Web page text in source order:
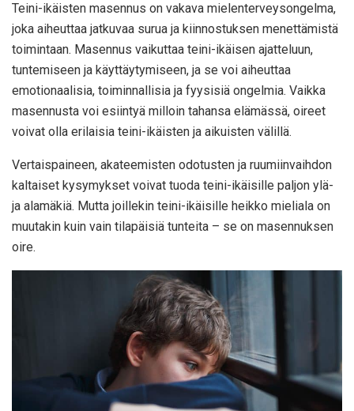
Teini-ikäisten masennus on vakava mielenterveysongelma,
joka aiheuttaa jatkuvaa surua ja kiinnostuksen menettämistä
toimintaan. Masennus vaikuttaa teini-ikäisen ajatteluun,
tuntemiseen ja käyttäytymiseen, ja se voi aiheuttaa
emotionaalisia, toiminnallisia ja fyysisiä ongelmia. Vaikka
masennusta voi esiintyä milloin tahansa elämässä, oireet
voivat olla erilaisia ​​teini-ikäisten ja aikuisten välillä.
Vertaispaineen, akateemisten odotusten ja ruumiinvaihdon
kaltaiset kysymykset voivat tuoda teini-ikäisille paljon ylä-
ja alamäkiä. Mutta joillekin teini-ikäisille heikko mieliala on
muutakin kuin vain tilapäisiä tunteita – se on masennuksen
oire.